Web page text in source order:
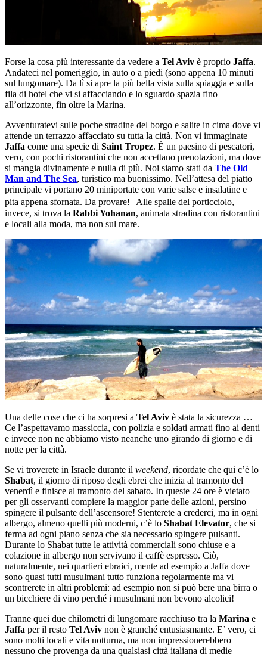
Forse la cosa più interessante da vedere a Tel Aviv è proprio Jaffa.
Andateci nel pomeriggio, in auto o a piedi (sono appena 10 minuti
sul lungomare). Da lì si apre la più bella vista sulla spiaggia e sulla
fila di hotel che vi si affacciando e lo sguardo spazia fino
all’orizzonte, fin oltre la Marina.
Avventuratevi sulle poche stradine del borgo e salite in cima dove vi
attende un terrazzo affacciato su tutta la città. Non vi immaginate
Jaffa come una specie di Saint Tropez. È un paesino di pescatori,
vero, con pochi ristorantini che non accettano prenotazioni, ma dove
si mangia divinamente e nulla di più. Noi siamo stati da The Old
Man and The Sea, turistico ma buonissimo. Nell’attesa del piatto
principale vi portano 20 miniportate con varie salse e insalatine e
pita appena sfornata. Da provare! Alle spalle del porticciolo,
invece, si trova la Rabbi Yohanan, animata stradina con ristorantini
e locali alla moda, ma non sul mare.
Una delle cose che ci ha sorpresi a Tel Aviv è stata la sicurezza …
Ce l’aspettavamo massiccia, con polizia e soldati armati fino ai denti
e invece non ne abbiamo visto neanche uno girando di giorno e di
notte per la città.
Se vi troverete in Israele durante il weekend, ricordate che qui c’è lo
Shabat, il giorno di riposo degli ebrei che inizia al tramonto del
venerdì e finisce al tramonto del sabato. In queste 24 ore è vietato
per gli osservanti compiere la maggior parte delle azioni, persino
spingere il pulsante dell’ascensore! Stenterete a crederci, ma in ogni
albergo, almeno quelli più moderni, c’è lo Shabat Elevator, che si
ferma ad ogni piano senza che sia necessario spingere pulsanti.
Durante lo Shabat tutte le attività commerciali sono chiuse e a
colazione in albergo non servivano il caffè espresso. Ciò,
naturalmente, nei quartieri ebraici, mente ad esempio a Jaffa dove
sono quasi tutti musulmani tutto funziona regolarmente ma vi
scontrerete in altri problemi: ad esempio non si può bere una birra o
un bicchiere di vino perché i musulmani non bevono alcolici!
Tranne quei due chilometri di lungomare racchiuso tra la Marina e
Jaffa per il resto Tel Aviv non è granché entusiasmante. E’ vero, ci
sono molti locali e vita notturna, ma non impressionerebbero
nessuno che provenga da una qualsiasi città italiana di medie